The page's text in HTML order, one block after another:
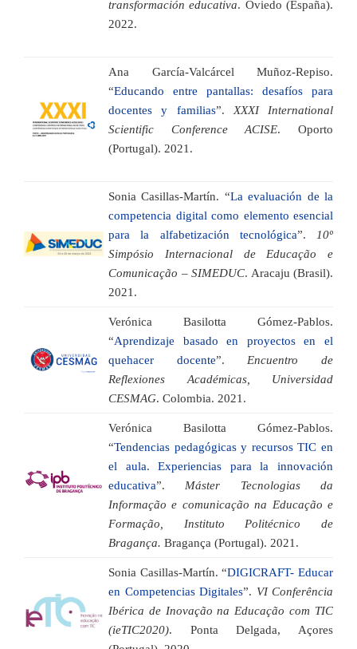
transformación educativa. Oviedo (España).
2022.
Ana García-Valcárcel Muñoz-Repiso.
“Educando entre pantallas: desafíos para
docentes y familias”. XXXI International
Scientific Conference ACISE. Oporto
(Portugal). 2021.
Sonia Casillas-Martín. “La evaluación de la
competencia digital como elemento esencial
para la alfabetización tecnológica”.
10º
Simpósio Internacional de Educação e
Comunicação – SIMEDUC. Aracaju (Brasil).
2021.
Verónica Basilotta Gómez-Pablos.
“Aprendizaje basado en proyectos en el
quehacer docente”. Encuentro de
Reflexiones Académicas, Universidad
CESMAG. Colombia. 2021.
Verónica Basilotta Gómez-Pablos.
“Tendencias pedagógicas y recursos TIC en
el aula. Experiencias para la innovación
educativa”. Máster Tecnologias da
Informação e comunicação na Educação e
Formação, Instituto Politécnico de
Bragança. Bragança (Portugal). 2021.
Sonia Casillas-Martín. “DIGICRAFT- Educar
en Competencias Digitales”. VI Conferência
Ibérica de Inovação na Educação com TIC
(ieTIC2020). Ponta Delgada, Açores